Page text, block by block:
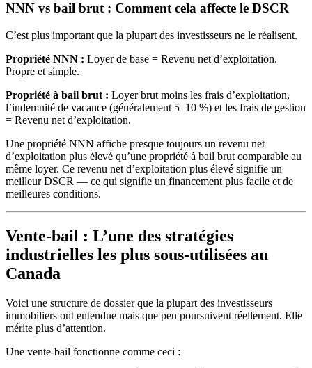
NNN vs bail brut : Comment cela affecte le DSCR
C’est plus important que la plupart des investisseurs ne le réalisent.
Propriété NNN : Loyer de base = Revenu net d’exploitation.
Propre et simple.
Propriété à bail brut : Loyer brut moins les frais d’exploitation,
l’indemnité de vacance (généralement 5–10 %) et les frais de gestion
= Revenu net d’exploitation.
Une propriété NNN affiche presque toujours un revenu net
d’exploitation plus élevé qu’une propriété à bail brut comparable au
même loyer. Ce revenu net d’exploitation plus élevé signifie un
meilleur DSCR — ce qui signifie un financement plus facile et de
meilleures conditions.
Vente-bail : L’une des stratégies
industrielles les plus sous-utilisées au
Canada
Voici une structure de dossier que la plupart des investisseurs
immobiliers ont entendue mais que peu poursuivent réellement. Elle
mérite plus d’attention.
Une vente-bail fonctionne comme ceci :